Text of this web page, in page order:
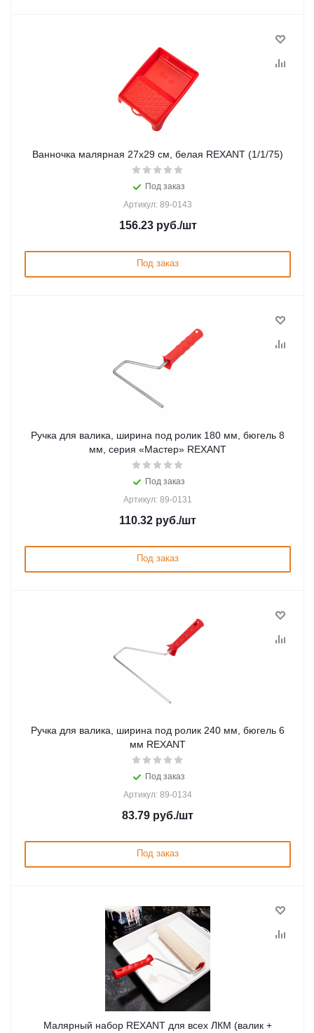
Ванночка малярная 27х29 см, белая REXANT (1/1/75)
Под заказ
Артикул: 89-0143
156.23руб./шт
Под заказ
Ручка для валика, ширина под ролик 180 мм, бюгель 8
мм, серия «Мастер» REXANT
Под заказ
Артикул: 89-0131
110.32 руб./шт
Под заказ
Ручка для валика, ширина под ролик 240 мм, бюгель 6
мм REXANT
Под заказ
Артикул: 89-0134
83.79 руб./шт
Под заказ
Малярный набор REXANT для всех ЛКМ (валик +